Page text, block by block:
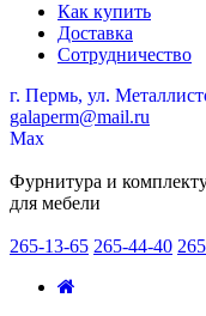
Как купить
Доставка
Сотрудничество
г. Пермь, ул.
galaperm@mail.ru
Мах
Фурнитура и
для мебели
265-13-65 265-44-40